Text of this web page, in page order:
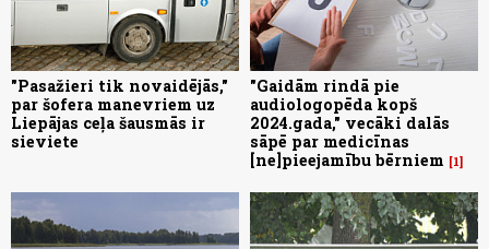
"Pasažieri tik novaidējās,"
par šofera manevriem uz
Liepājas ceļa šausmās ir
sieviete
"Gaidām rindā pie
audiologopēda kopš
2024.gada," vecāki dalās
sāpē par medicīnas
[ne]pieejamību bērniem
1